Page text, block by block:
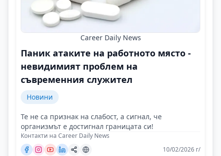
Career Daily News
Паник атаките на работното място -
невидимият проблем на
съвременния служител
Новини
Те не са признак на слабост, а сигнал, че
организмът е достигнал границата си!
Контакти на Career Daily News
10/02/2026 г/